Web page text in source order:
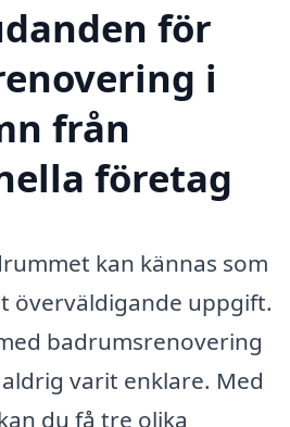
för
i
från
företag
kan kännas som
överväldigande uppgift.
badrumsrenovering
varit enklare. Med
du få tre olika